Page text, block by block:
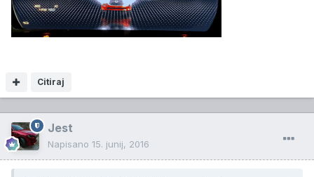
Citiraj
Jest
Napisano 15. junij, 2016